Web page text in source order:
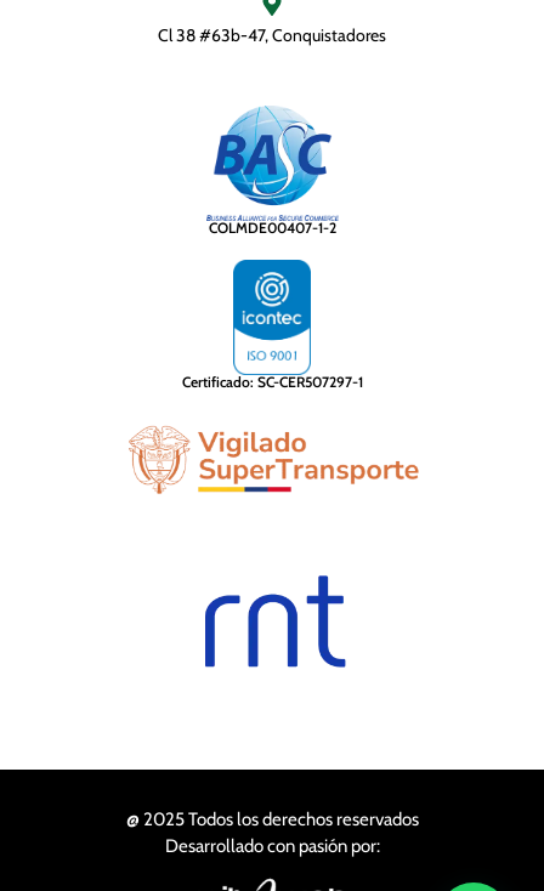
Cl 38 #63b-47, Conquistadores
COLMDE00407-1-2
Certificado: SC-CER507297-1
@ 2025 Todos los derechos reservados
Desarrollado con pasión por: